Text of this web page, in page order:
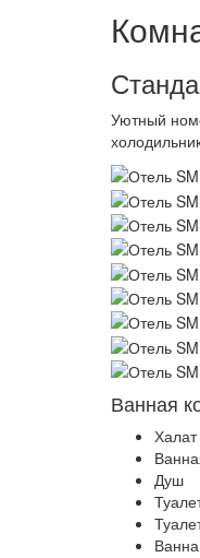
Уютный
Ванная
Халат
Душ